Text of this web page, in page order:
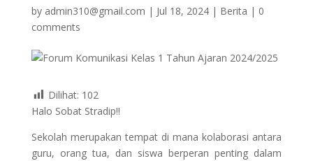
by admin310@gmail.com | Jul 18, 2024| Berita | 0
comments
Dilihat: 102
Halo Sobat Stradip!!
Sekolah merupakan tempat di mana kolaborasi antara
guru, orang tua, dan siswa berperan penting dalam